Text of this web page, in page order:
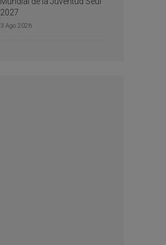
2027
3 Ago 2026